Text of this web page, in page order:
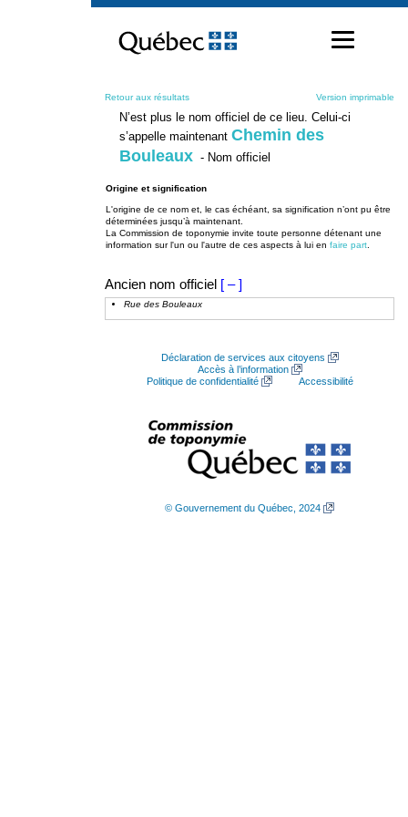
contenu
Retour aux résultats Version imprimable
N’est plus le nom officiel de ce lieu. Celui-ci
s’appelle maintenant Chemin des
Bouleaux - Nom officiel
Origine et signification
L'origine de ce nom et, le cas échéant, sa signification n’ont pu être
déterminées jusqu’à maintenant.
La Commission de toponymie invite toute personne détenant une
information sur l'un ou l'autre de ces aspects à lui en faire part
Ancien nom officiel [ – ]
Rue des Bouleaux
Déclaration de services aux citoyens
Accès à l’information
Politique de confidentialité
Accessibilité
© Gouvernement du Québec, 2024